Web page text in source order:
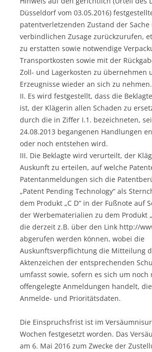
Düsseldorf vom 03.05.2016)
patentverletzenden Zustand der
verbindlichen Zusage zurückzurufen,
zu erstatten sowie notwendige
Transportkosten sowie mit der
Zoll- und Lagerkosten zu übernehmen
Erzeugnisse wieder an sich zu nehmen.
II. Es wird festgestellt, dass die
ist, der Klägerin allen Schaden zu
durch die in Ziffer I.1. bezeichneten,
24.08.2013 begangenen Handlungen
oder noch entstehen wird.
III. Die Beklagte wird verurteilt, der
Auskunft zu erteilen, auf welche
Patentanmeldungen sich die
„Patent Pending Technology“ als
dem Produkt „C D“ in der Fußnote auf
der Werbematerialien zu dem Produkt
die derzeit z.B. über den Link http://
abgerufen werden können, wobei die
Auskunftsverpflichtung die Mitteilung
Aktenzeichen der entsprechenden
umfasst sowie, sofern es sich um noch
offengelegte Anmeldungen handelt,
Anmelde- und Prioritätsdaten.
Die Einspruchsfrist ist im
Wochen festgesetzt worden. Das
am 6. Mai 2016 zum Zwecke der